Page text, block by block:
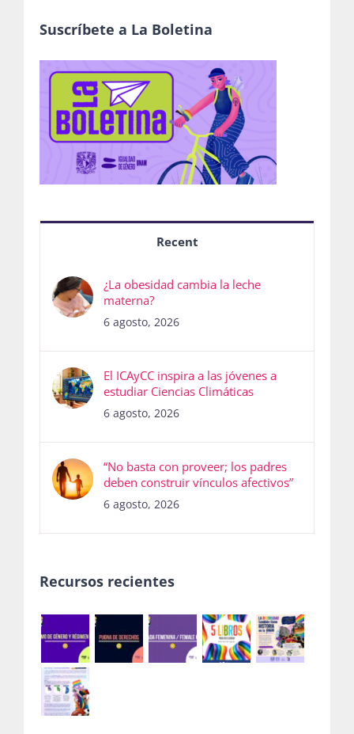
Suscríbete a La Boletina
Recent
¿La obesidad cambia la leche
materna?
6 agosto, 2026
El ICAyCC inspira a las jóvenes a
estudiar Ciencias Climáticas
6 agosto, 2026
“No basta con proveer; los padres
deben construir vínculos afectivos”
6 agosto, 2026
Recursos recientes